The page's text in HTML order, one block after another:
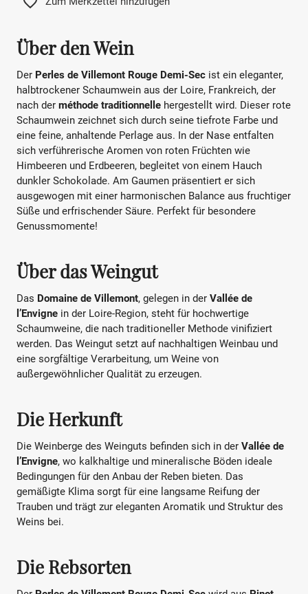
Über den Wein
Der Perles de Villemont Rouge Demi-Sec ist ein eleganter,
halbtrockener Schaumwein aus der Loire, Frankreich, der
nach der méthode traditionnelle hergestellt wird. Dieser rote
Schaumwein zeichnet sich durch seine tiefrote Farbe und
eine feine, anhaltende Perlage aus. In der Nase entfalten
sich verführerische Aromen von roten Früchten wie
Himbeeren und Erdbeeren, begleitet von einem Hauch
dunkler Schokolade. Am Gaumen präsentiert er sich
ausgewogen mit einer harmonischen Balance aus fruchtiger
Süße und erfrischender Säure. Perfekt für besondere
Genussmomente!
Über das Weingut
Das Domaine de Villemont, gelegen in der Vallée de
l’Envigne in der Loire-Region, steht für hochwertige
Schaumweine, die nach traditioneller Methode vinifiziert
werden. Das Weingut setzt auf nachhaltigen Weinbau und
eine sorgfältige Verarbeitung, um Weine von
außergewöhnlicher Qualität zu erzeugen.
Die Herkunft
Die Weinberge des Weinguts befinden sich in der Vallée de
l’Envigne, wo kalkhaltige und mineralische Böden ideale
Bedingungen für den Anbau der Reben bieten. Das
gemäßigte Klima sorgt für eine langsame Reifung der
Trauben und trägt zur eleganten Aromatik und Struktur des
Weins bei.
Die Rebsorten